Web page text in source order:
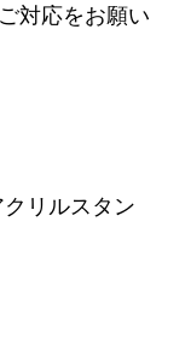
対応をお願い
リルスタン